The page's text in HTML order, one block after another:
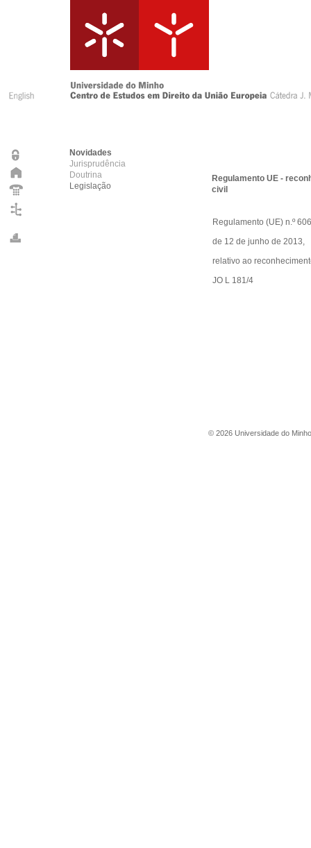
Novidades
Jurisprudência
Doutrina
Legislação
Regulamento UE -
civil
Regulamento (UE) n.º
de 12 de junho de 2013,
relativo ao
JO L 181/4
© 2026 Universidade do